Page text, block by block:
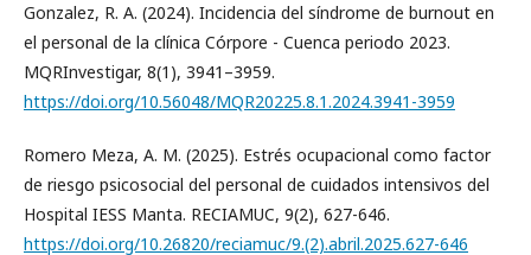
Gonzalez, R. A. (2024). Incidencia del síndrome de burnout en
el personal de la clínica Córpore - Cuenca periodo 2023.
MQRInvestigar, 8(1), 3941–3959.
https://doi.org/10.56048/MQR20225.8.1.2024.3941-3959
Romero Meza, A. M. (2025). Estrés ocupacional como factor
de riesgo psicosocial del personal de cuidados intensivos del
Hospital IESS Manta. RECIAMUC, 9(2), 627-646.
https://doi.org/10.26820/reciamuc/9.(2).abril.2025.627-646